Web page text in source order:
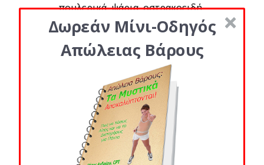
πουλερικά, ψάρια, οστρακοειδή,
γαλακτοκομικά κλπ)
τα σιτηρά που περιέχουν γλουτένη
τα δημητριακά γενικώς, εκτός
ελάχιστων εξαιρέσεων
τα φρούτα και τα λαχανικά με
φυτοφάρμακα
τις επεξεργασμένες τροφές
τις ψημένες ή μαγειρεμένες τροφές
σε υψηλές θερμοκρασίες, διότι
Δωρεάν Μίνι-Οδηγός
Απώλειας Βάρους